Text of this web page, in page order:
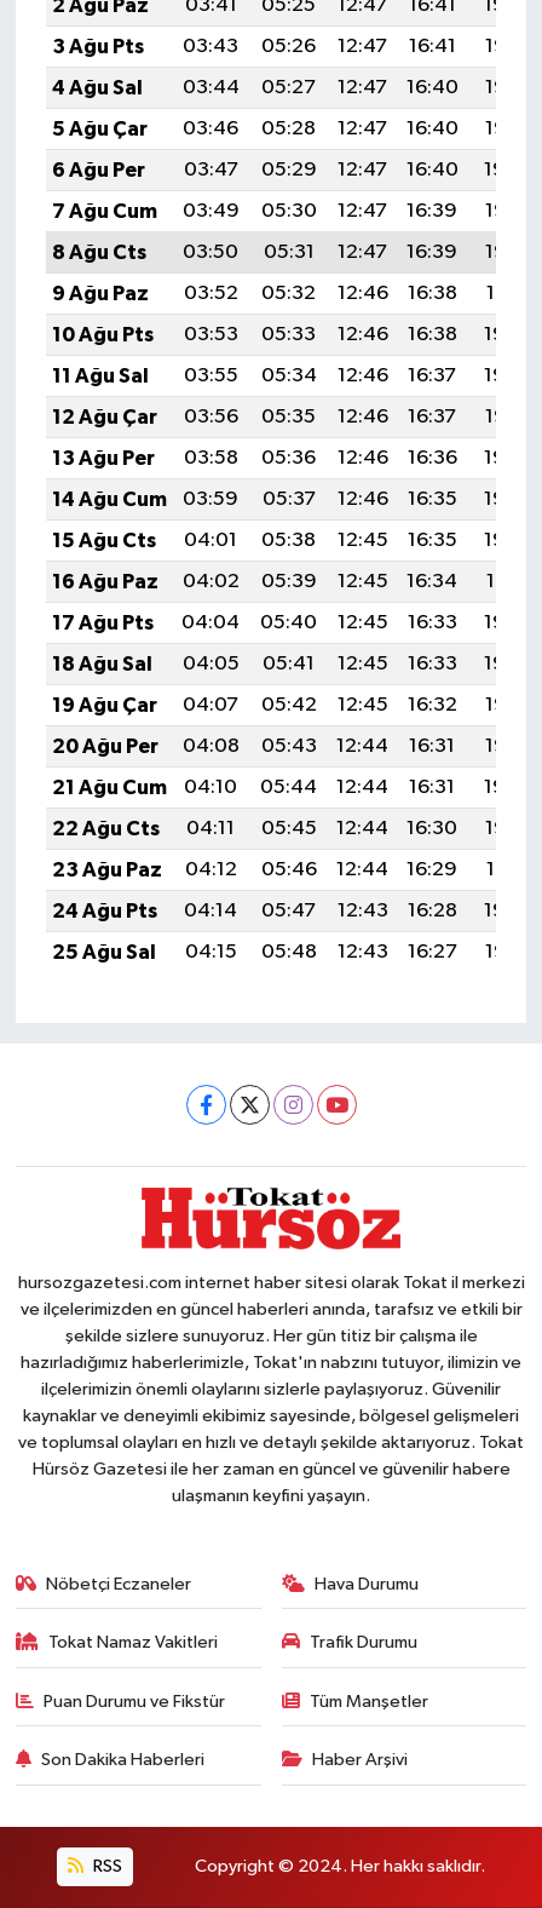
2 Ağu Paz
03:41 05:25 12:47 16:41
19:59
3 Ağu Pts
03:43 05:26 12:47 16:41
19:58
4 Ağu Sal
03:44 05:27 12:47 16:40
19:57
5 Ağu Çar
03:46 05:28 12:47 16:40
19:56
6 Ağu Per
03:47 05:29 12:47 16:40
19:54
7 Ağu Cum
03:49 05:30 12:47 16:39
19:53
8 Ağu Cts
03:50 05:31 12:47 16:39
19:52
9 Ağu Paz
03:52 05:32 12:46 16:38
19:51
10 Ağu Pts
03:53 05:33 12:46 16:38
19:49
11 Ağu Sal
03:55 05:34 12:46 16:37
19:48
12 Ağu Çar
03:56 05:35 12:46 16:37
19:47
13 Ağu Per
03:58 05:36 12:46 16:36
19:46
14 Ağu Cum
03:59 05:37 12:46 16:35
19:44
15 Ağu Cts
04:01 05:38 12:45 16:35
19:43
16 Ağu Paz
04:02 05:39 12:45 16:34
19:41
17 Ağu Pts
04:04 05:40 12:45 16:33
19:40
18 Ağu Sal
04:05 05:41 12:45 16:33
19:39
19 Ağu Çar
04:07 05:42 12:45 16:32
19:37
20 Ağu Per
04:08 05:43 12:44 16:31
19:36
21 Ağu Cum
04:10 05:44 12:44 16:31
19:34
22 Ağu Cts
04:11 05:45 12:44 16:30
19:33
23 Ağu Paz
04:12 05:46 12:44 16:29
19:31
24 Ağu Pts
04:14 05:47 12:43 16:28
19:30
25 Ağu Sal
04:15 05:48 12:43 16:27 19:28
hursozgazetesi.com internet haber sitesi olarak Tokat il merkezi
ve ilçelerimizden en güncel haberleri anında, tarafsız ve etkili bir
şekilde sizlere sunuyoruz. Her gün titiz bir çalışma ile
hazırladığımız haberlerimizle, Tokat'ın nabzını tutuyor, ilimizin ve
ilçelerimizin önemli olaylarını sizlerle paylaşıyoruz. Güvenilir
kaynaklar ve deneyimli ekibimiz sayesinde, bölgesel gelişmeleri
ve toplumsal olayları en hızlı ve detaylı şekilde aktarıyoruz. Tokat
Hürsöz Gazetesi ile her zaman en güncel ve güvenilir habere
ulaşmanın keyfini yaşayın.
Nöbetçi Eczaneler Hava Durumu
Tokat Namaz Vakitleri Trafik Durumu
Puan Durumu ve Fikstür Tüm Manşetler
Son Dakika Haberleri Haber Arşivi
RSS Copyright © 2024. Her hakkı saklıdır.